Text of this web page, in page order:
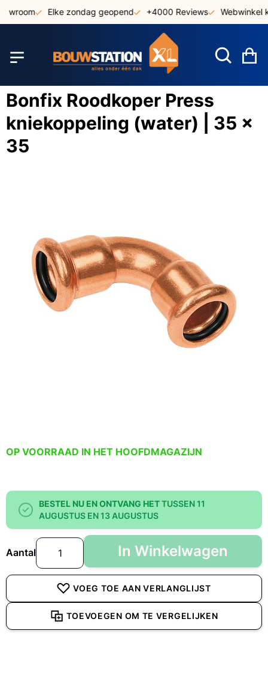
Elke zondag geopend +4000 Reviews Webwinkel
Bonfix Roodkoper Press
kniekoppeling (water) | 35 x
35
OP VOORRAAD IN HET HOOFDMAGAZIJN
BESTEL NU EN ONTVANG HETTUSSEN 11
AUGUSTUS EN 13 AUGUSTUS
Aantal In Winkelwagen
VOEG TOE AAN VERLANGLIJST
TOEVOEGEN OM TE VERGELIJKEN